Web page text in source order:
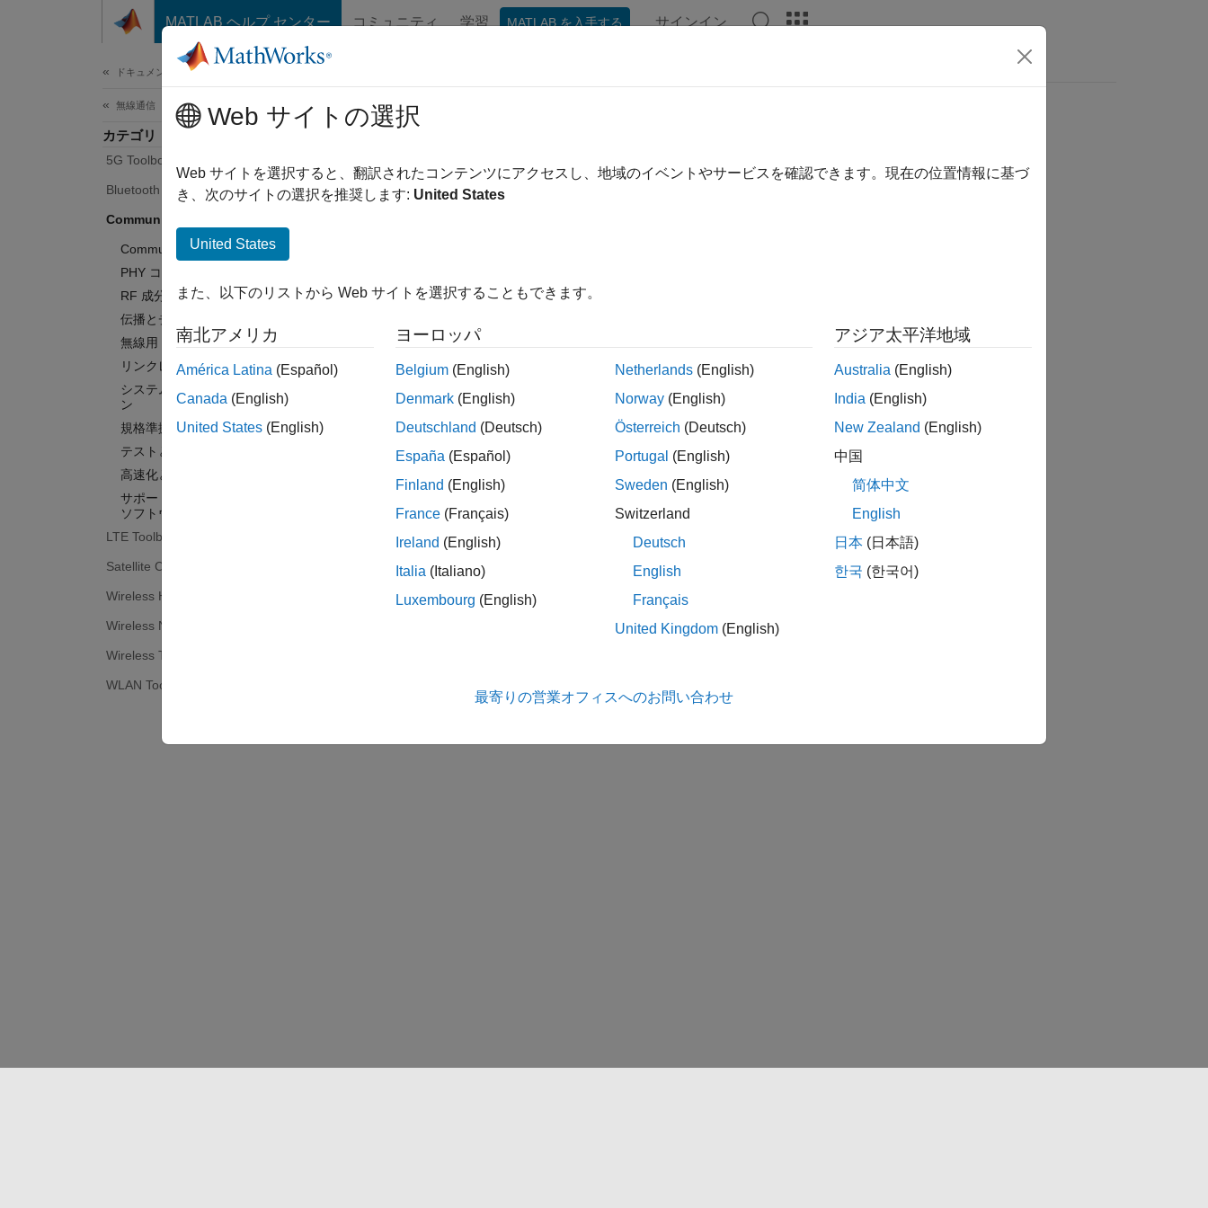
コンテンツへスキップ
MATLAB ヘルプ センター コミュニティ 学習 MATLAB を入手する サインイン
ドキュメンテーションのホーム
無線通信
カテゴリ
5G Toolbox
Bluetooth Toolbox
Communications Toolbox
Communications Toolbox 入門
PHY コンポーネント
RF 成分のモデル化
伝播とチャネル モデル
無線用 AI
リンクレベルのシミュレーション
システムレベルのシミュレーショ
ン
規格準拠のシステム
テストと計測
高速化と展開
サポートされているハードウェア –
ソフトウェア無線機
LTE Toolbox
Satellite Communications Toolbox
Wireless HDL Toolbox
Wireless Network Toolbox
Wireless Testbench
WLAN Toolbox
Web サイトの選択
Web サイトを選択すると、翻訳されたコンテンツにアクセスし、地域のイベントやサービスを確認できます。現在の位置情報に基づ
き、次のサイトの選択を推奨します: United States
United States
また、以下のリストから Web サイトを選択することもできます。
南北アメリカ
América Latina (Español)
Canada (English)
United States (English)
ヨーロッパ
Belgium (English)
Denmark (English)
Deutschland (Deutsch)
España (Español)
Finland (English)
France (Français)
Ireland (English)
Italia (Italiano)
Luxembourg (English)
Netherlands (English)
Norway (English)
Österreich (Deutsch)
Portugal (English)
Sweden (English)
Switzerland
Deutsch
English
Français
United Kingdom (English)
アジア太平洋地域
Australia (English)
India (English)
New Zealand (English)
中国
简体中文
English
日本 (日本語)
한국 (한국어)
最寄りの営業オフィスへのお問い合わせ